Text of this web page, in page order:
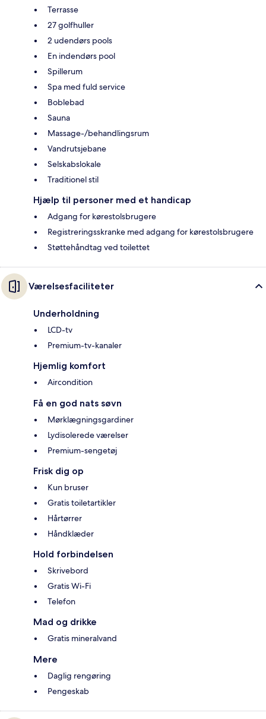
Terrasse
27 golfhuller
2 udendørs pools
En indendørs pool
Spillerum
Spa med fuld service
Boblebad
Sauna
Massage-/behandlingsrum
Vandrutsjebane
Selskabslokale
Traditionel stil
Hjælp til personer med et handicap
Adgang for kørestolsbrugere
Registreringsskranke med adgang for kørestolsbrugere
Støttehåndtag ved toilettet
Værelsesfaciliteter
Underholdning
LCD-tv
Premium-tv-kanaler
Hjemlig komfort
Aircondition
Få en god nats søvn
Mørklægningsgardiner
Lydisolerede værelser
Premium-sengetøj
Frisk dig op
Kun bruser
Gratis toiletartikler
Hårtørrer
Håndklæder
Hold forbindelsen
Skrivebord
Gratis Wi-Fi
Telefon
Mad og drikke
Gratis mineralvand
Mere
Daglig rengøring
Pengeskab